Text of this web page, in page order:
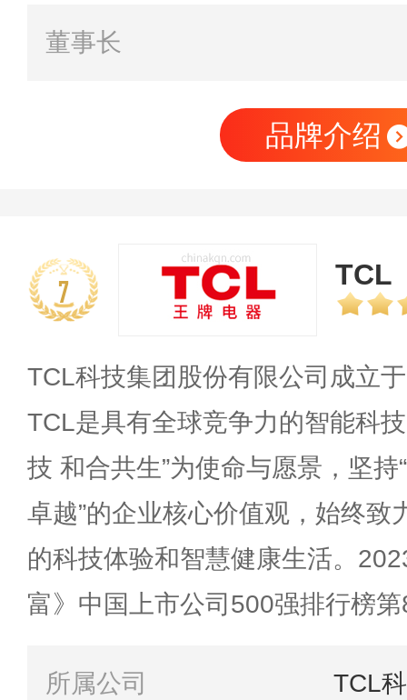
董事长
品牌介绍
7 TCL
TCL科技集团股份有限公司成立
TCL是具有全球竞争力的智能科
技 和合共生”为使命与愿景，坚
卓越”的企业核心价值观，始终致
的科技体验和智慧健康生活。
富》中国上市公司500强排行榜
所属公司 TCL